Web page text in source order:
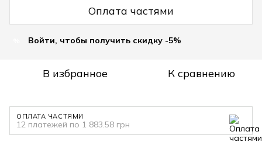
Оплата частями
Войти, чтобы получить скидку -5%
В избранное К сравнению
ОПЛАТА ЧАСТЯМИ
12 платежей по 1 883.58 грн